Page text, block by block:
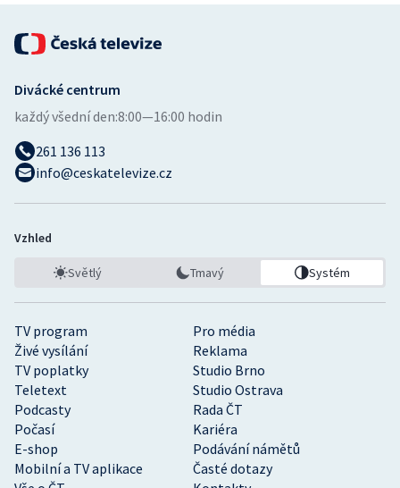
TV program
Pro média
Živé vysílání
Reklama
TV poplatky
Studio Brno
Teletext
Studio Ostrava
Podcasty
Rada ČT
Počasí
Kariéra
E-shop
Podávání námětů
Mobilní a TV aplikace
Časté dotazy
Divácké centrum
každý všední den:8:00—16:00 hodin
261 136 113
info@ceskatelevize.cz
Vzhled
Světlý Tmavý Systém